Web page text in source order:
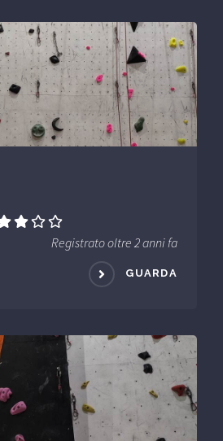
Registrato oltre 2 anni fa
GUARDA